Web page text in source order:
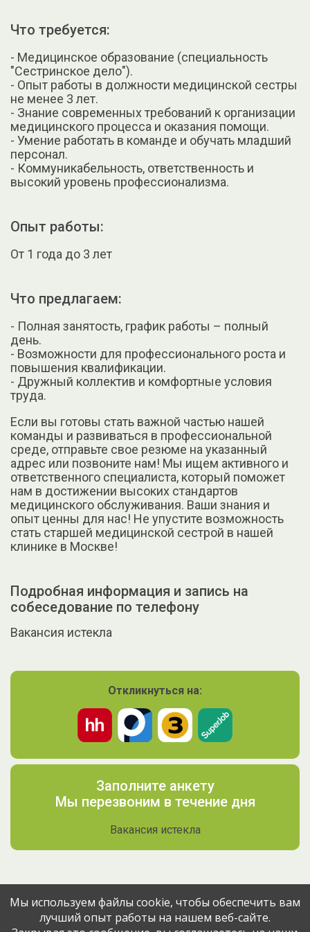
Что требуется:
- Медицинское образование (специальность
"Сестринское дело").
- Опыт работы в должности медицинской сестры
не менее 3 лет.
- Знание современных требований к организации
медицинского процесса и оказания помощи.
- Умение работать в команде и обучать младший
персонал.
- Коммуникабельность, ответственность и
высокий уровень профессионализма.
Опыт работы:
От 1 года до 3 лет
Что предлагаем:
- Полная занятость, график работы – полный
день.
- Возможности для профессионального роста и
повышения квалификации.
- Дружный коллектив и комфортные условия
труда.
Если вы готовы стать важной частью нашей
команды и развиваться в профессиональной
среде, отправьте свое резюме на указанный
адрес или позвоните нам! Мы ищем активного и
ответственного специалиста, который поможет
нам в достижении высоких стандартов
медицинского обслуживания. Ваши знания и
опыт ценны для нас! Не упустите возможность
стать старшей медицинской сестрой в нашей
клинике в Москве!
Подробная информация и запись на
собеседование по телефону
Вакансия истекла
Откликнуться на:
Заполните анкету
Мы перезвоним в течение дня
Вакансия истекла
Поделитесь вакансией с друзьями
Мы используем файлы cookie, чтобы обеспечить вам
лучший опыт работы на нашем веб-сайте.